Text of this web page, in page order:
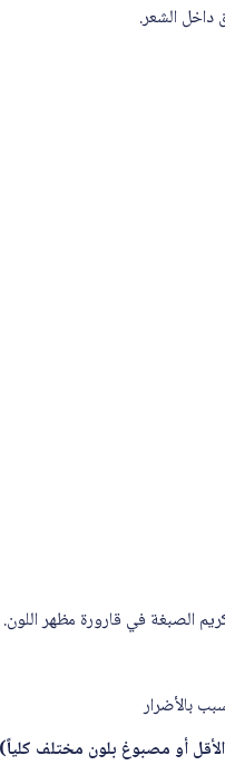
الصبغة في قارورة مظهر اللون.
بالأضرار